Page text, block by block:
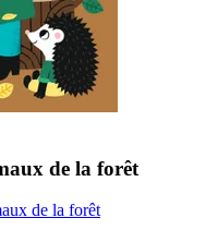
de la forêt
de la forêt